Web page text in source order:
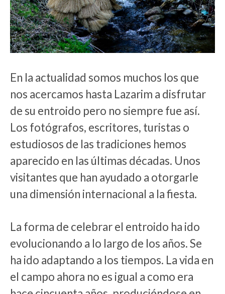
En la actualidad somos muchos los que
nos acercamos hasta Lazarim a disfrutar
de su entroido pero no siempre fue así.
Los fotógrafos, escritores, turistas o
estudiosos de las tradiciones hemos
aparecido en las últimas décadas. Unos
visitantes que han ayudado a otorgarle
una dimensión internacional a la fiesta.
La forma de celebrar el entroido ha ido
evolucionando a lo largo de los años. Se
ha ido adaptando a los tiempos. La vida en
el campo ahora no es igual a como era